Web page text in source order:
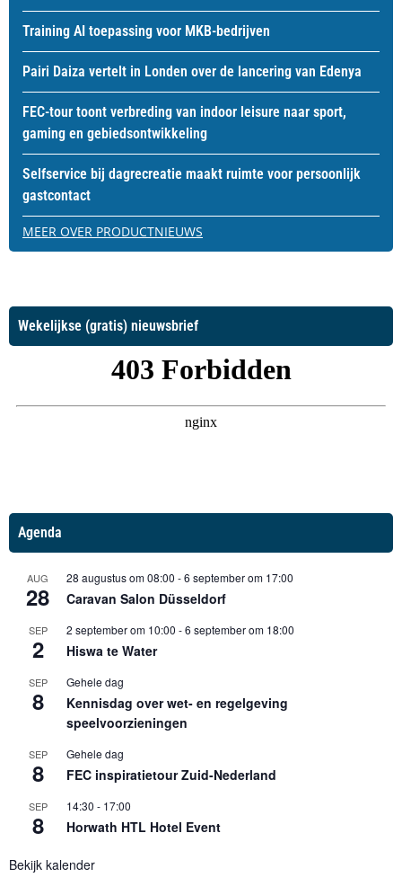
Training AI toepassing voor MKB-bedrijven
Pairi Daiza vertelt in Londen over de lancering van Edenya
FEC-tour toont verbreding van indoor leisure naar sport,
gaming en gebiedsontwikkeling
Selfservice bij dagrecreatie maakt ruimte voor persoonlijk
gastcontact
MEER OVER PRODUCTNIEUWS
Wekelijkse (gratis) nieuwsbrief
Agenda
AUG
28
28 augustus om 08:00 -6 september om 17:00
Caravan Salon Düsseldorf
SEP
2
2 september om 10:00 -6 september om 18:00
Hiswa te Water
SEP
8
Gehele dag
Kennisdag over wet- en regelgeving
speelvoorzieningen
SEP
8
Gehele dag
FEC inspiratietour Zuid-Nederland
SEP
8
14:30 - 17:00
Horwath HTL Hotel Event
Bekijk kalender